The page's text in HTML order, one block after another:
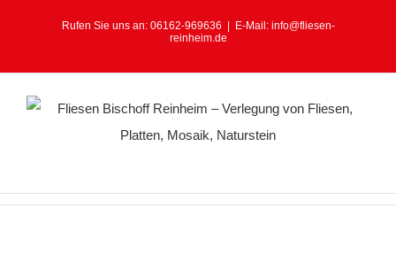
Rufen Sie uns an: 06162-969636 E-Mail: info@fliesen-
reinheim.de